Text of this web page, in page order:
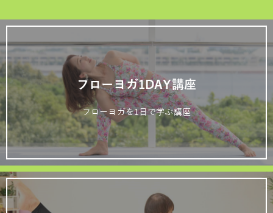
フローヨガ1DAY講座
フローヨガを1日で学ぶ講座